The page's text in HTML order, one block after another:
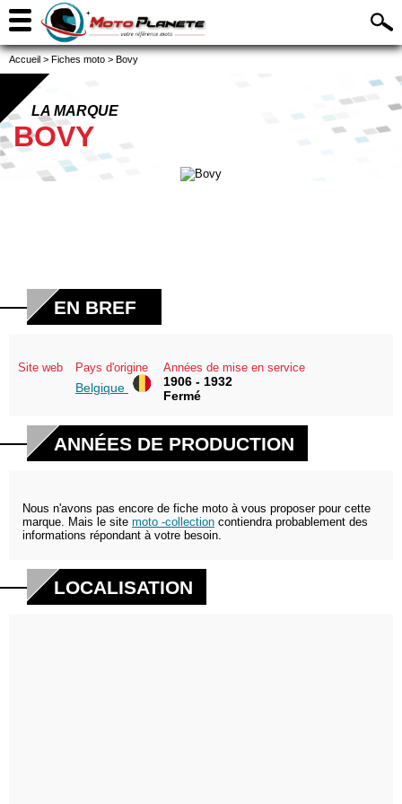
Accueil > Fiches moto > Bovy
LA MARQUE
BOVY
EN BREF
Site web Pays d'origine
Belgique
Années de mise en service
1906 - 1932
Fermé
ANNÉES DE PRODUCTION
Nous n'avons pas encore de fiche moto à vous proposer pour cette
marque. Mais le site moto -collection contiendra probablement des
informations répondant à votre besoin.
LOCALISATION